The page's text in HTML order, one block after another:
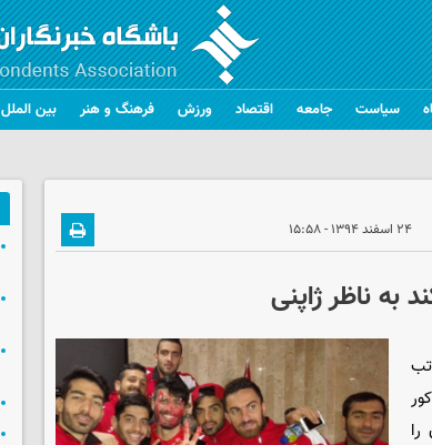
سیاست جامعه اقتصاد ورزش فرهنگ و هنر بین الملل
۲۴ اسفند ۱۳۹۴ - ۱۵:۵۸
به ناظر ژاپنی